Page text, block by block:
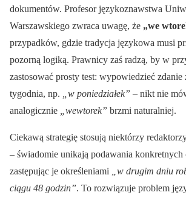
dokumentów. Profesor językoznawstwa
Warszawskiego zwraca uwagę, że „we
przypadków, gdzie tradycja językowa musi
pozorną logiką. Prawnicy zaś radzą, by w
zastosować prosty test: wypowiedzieć
tygodnia, np.
„w poniedziałek” – nikt nie
analogicznie
„wewtorek” brzmi naturalniej.
Ciekawą strategię stosują niektórzy
– świadomie unikają podawania konkretnych
zastępując je określeniami
„w drugim dniu
ciągu 48 godzin”. To rozwiązuje problem